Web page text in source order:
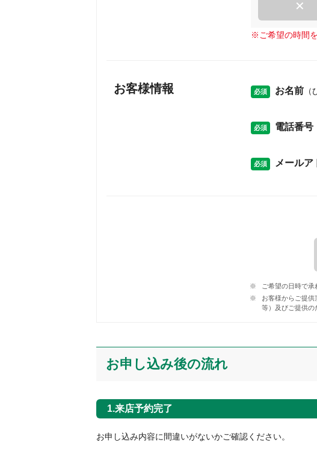
※ ご希望の時間
お客様情報 必須 お名前 （
必須 電話番号
必須 メールア
ご希望の日時で承
お客様からご提
等）及びご提供の
お申し込み後の流れ
1.来店予約完了
お申し込み内容に間違いがないかご確認ください。